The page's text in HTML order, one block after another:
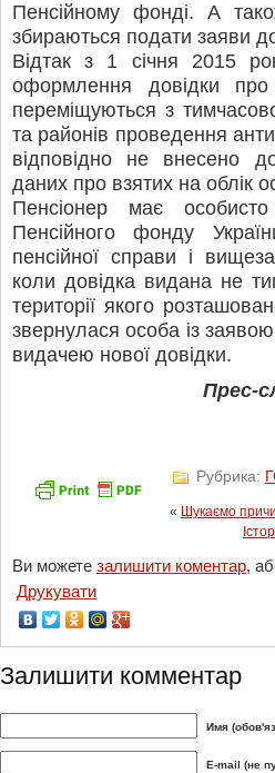
Пенсійному фонді. А
збираються подати заяви
Відтак з 1 січня 2015
оформлення довідки
переміщуються з
та районів проведення
відповідно не внесено
даних про взятих на облік
Пенсіонер має
Пенсійного фонду
пенсійної справи і
коли довідка видана не
території якого
звернулася особа із
видачею нової довідки.
Прес-
Рубрика:
« Шукаємо
Ви можете залишити коментар,
Друкувати
Залишити комментар
Имя
E-mail (не